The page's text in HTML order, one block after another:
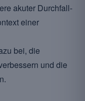
akuter Durchfall-
einer
bei, die
und die